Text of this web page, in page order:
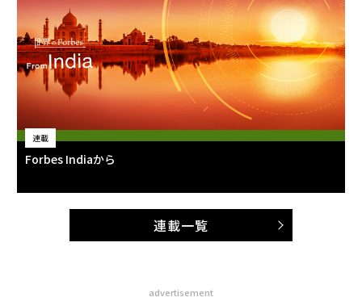
連載
Forbes Indiaから
連載一覧
advertisement